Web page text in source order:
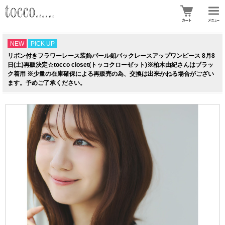
NEW
PICK UP
リボン付きフラワーレース装飾パール釦バックレースアップワンピース 8月8
日(土)再販決定☆tocco closet(トッコクローゼット)※柏木由紀さんはブラッ
ク着用 ※少量の在庫確保による再販売の為、交換は出来かねる場合がござい
ます。予めご了承ください。